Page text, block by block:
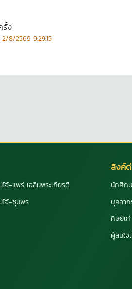
รั้ง
2/8/2569 9:29:15
โจ้-แพร่ เฉลิมพระเกียรติ
โจ้-ชุมพร
ลิงค์
นักศึก
บุคลาก
ศิษย์เก่
ผู้สนใจ